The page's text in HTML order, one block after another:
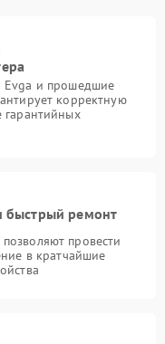
Evga и прошедшие
корректную
гарантийных
быстрый ремонт
провести
в кратчайшие